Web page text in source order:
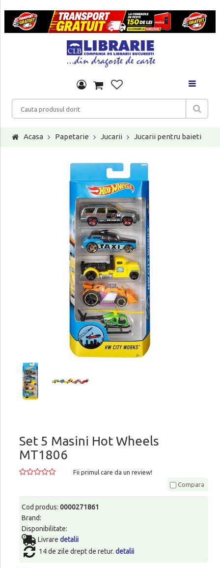
Acasa Papetarie Jucarii Jucarii pentru baieti
Set 5 Masini Hot Wheels
MT1806
Fii primul care da un review!
Compara
Cod produs: 0000271861
Brand:
Disponibilitate:
Livrare detalii
14 de zile drept de retur. detalii